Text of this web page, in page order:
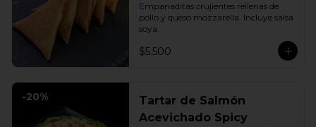
Empanaditas crujientes rellenas de
pollo y queso mozzarella. Incluye salsa
soya.
$5.500
-20%
Tartar de Salmón
Acevichado Spicy